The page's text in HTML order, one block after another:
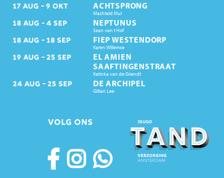
17 AUG 9 OKT ACHTSPRONG
Machteld Mul
18 AUG 4 SEP NEPTUNUS
Sean van t Hof
18 AUG 18 SEP FIEP WESTENDORP
Karen Willemse
19 AUG 25 SEP
EL AMIEN
SAAFTINGENSTRAAT
Katinka van de Griendt
24 AUG 25 SEP DE ARCHIPEL
Gillian Lee
VOLG ONS